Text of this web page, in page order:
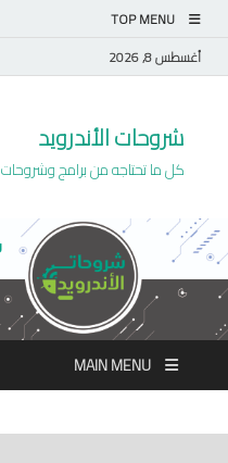
TOP MENU
أغسطس 8, 2026
شروحات الأندرويد
كل ما تحتاجه من برامج وشروحات
MAIN MENU